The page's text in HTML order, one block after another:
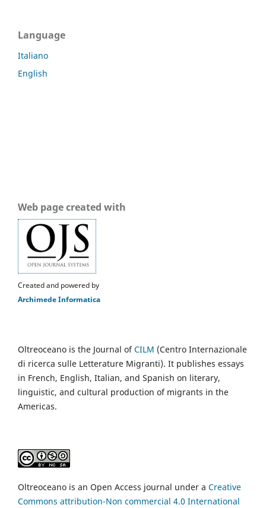
Language
Italiano
English
Web page created with
Created and powered by
Archimede Informatica
Oltreoceano is the Journal ofCILM (Centro Internazionale
di ricerca sulle Letterature Migranti). It publishes essays
in French, English, Italian, and Spanish on literary,
linguistic, and cultural production of migrants in the
Americas.
Oltreoceano is an Open Access journal under a Creative
Commons attribution-Non commercial 4.0 International